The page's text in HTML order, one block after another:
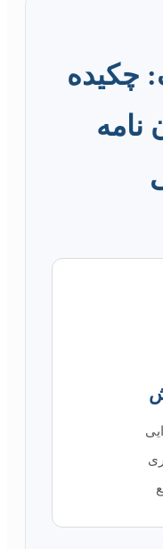
چکیده
نامه